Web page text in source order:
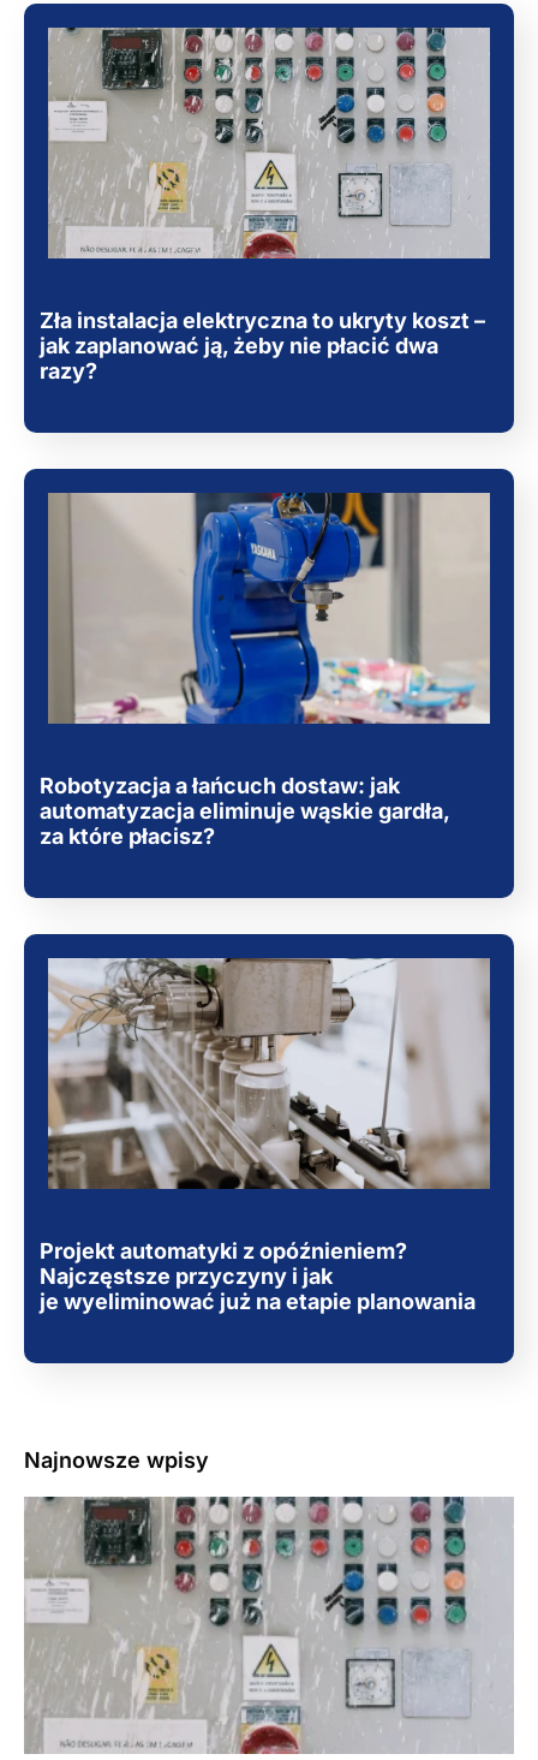
Zła instalacja elektryczna to ukryty koszt –
jak zaplanować ją, żeby nie płacić dwa
razy?
Robotyzacja a łańcuch dostaw: jak
automatyzacja eliminuje wąskie gardła,
za które płacisz?
Projekt automatyki z opóźnieniem?
Najczęstsze przyczyny i jak
je wyeliminować już na etapie planowania
Najnowsze wpisy